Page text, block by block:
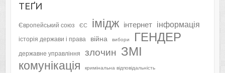
ТЕҐИ
Європейський союз ЄС імідж інтернет інформація
історія держави і права війна вибори ГЕНДЕР
державне управління злочин ЗМІ
комунікація кримінальна відповідальність